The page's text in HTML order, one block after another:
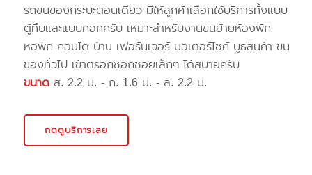
รถขนของกระบะตอนเดียว มีให้ลูกค้าเลือกใช้บริการทั้งแบบ
ตู้ทึบและแบบคอกครับ เหมาะสำหรับงานขนย้ายห้องพัก
หอพัก คอนโด บ้าน เฟอร์นิเจอร์ มอเตอร์ไซค์ บูธสินค้า ขน
ของทั่วไป เข้าตรอกซอกซอยเล็กๆ ได้สบายครับ
ขนาด ส. 2.2 ม. - ก. 1.6 ม. - ล. 2.2 ม.
กดดูบริการเลย